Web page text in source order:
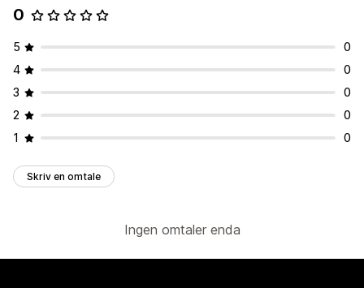
0
5
0
4
0
3
0
2
0
1
0
Skriv en omtale
Ingen omtaler enda